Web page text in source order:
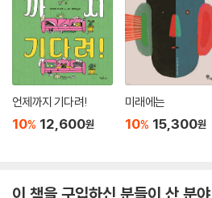
찮다며 뿌리치지도, 아이가 한 제안이 어
저 아이가 하자는 대로 보고, 하자는 대로
너무 편안하게 그 순간을 즐길 수 있었다. 즉
빼고, 아이에게 주도권을 넘겨주면’ 되는
끊임없이 아이와 무언가를 하려고 하지 않
있다는 것이다!
아이들은 본능적으로 알고 있다. 부모가 자
부모 없이는 세상을 살아가기 힘들다는 것
제대로 된 길로 가는지만 지켜보면 될 일이
언제까지 기다려!
10% 12,600원
미래에는
10% 15,300원
이 책을 구입하신 분들이 산 분